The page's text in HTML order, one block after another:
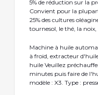
5% de réduction sur la
Convient pour la
25% des cultures
tournesol, le thé, la
Machine à huile
à froid, extracteur
huile Veuillez
minutes puis faire de
modèle : X3. Type :